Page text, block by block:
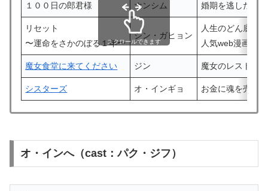
１００日の郎君様 ホンシム 婚期を逃した庶
リセット
〜運命をさかのぼる１年〜
シン・ガヒョン
人生のどん底に
人気web漫画家
魔女食堂に来てください ジン 魔女のレストラ
シスターズ オ・インギョ お金に魂を売り
スクロールできます
オ・インへ（cast：パク・ジフ）